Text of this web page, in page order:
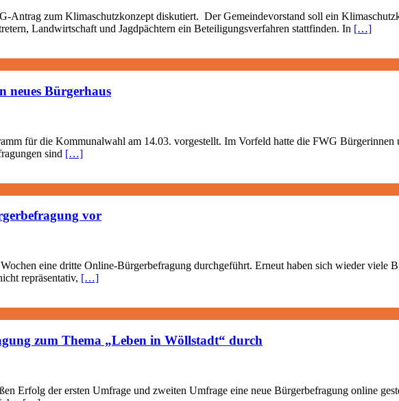
Antrag zum Klimaschutzkonzept diskutiert. Der Gemeindevorstand soll ein
Landwirtschaft und Jagdpächtern ein Beteiligungsverfahren stattfinden. In […]
neues Bürgerhaus
für die Kommunalwahl am 14.03. vorgestellt. Im Vorfeld hatte die FWG
sind […]
vor
eine dritte Online-Bürgerbefragung durchgeführt. Erneut haben sich wieder viele
repräsentativ, […]
zum Thema „Leben in Wöllstadt“ durch
Erfolg der ersten Umfrage und zweiten Umfrage eine neue Bürgerbefragung online